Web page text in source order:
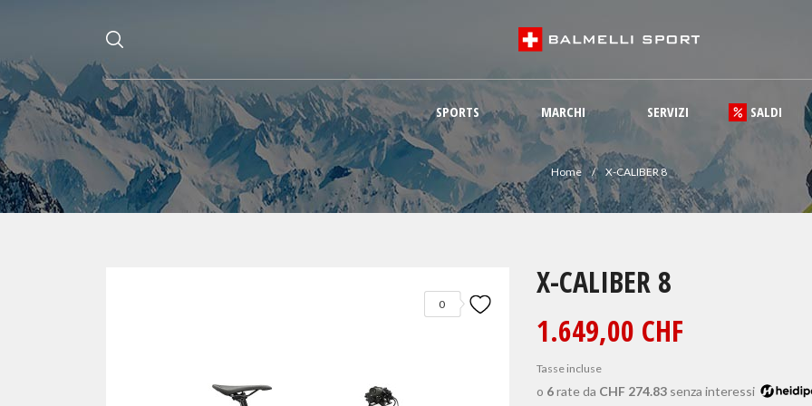
SPORTS MARCHI SERVIZI SALDI
Home X-CALIBER 8
0
X-CALIBER 8
1.649,00 CHF
Tasse incluse
o 6rate da CHF 274.83 senza interessi